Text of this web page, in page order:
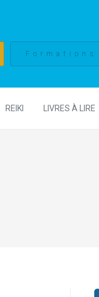
Formations
REIKI LIVRES À LIRE